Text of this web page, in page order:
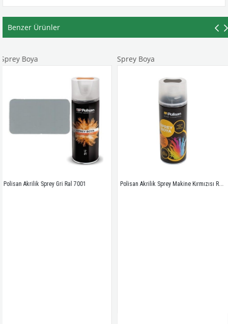
Benzer Ürünler
Sprey Gri Ral 7001
Sprey Boya
Polisan Akrilik Sprey Makine Kırmızısı Ral 2002 Polisan